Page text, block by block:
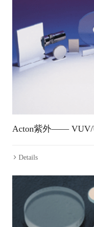
Acton紫外—— VUV/
Details